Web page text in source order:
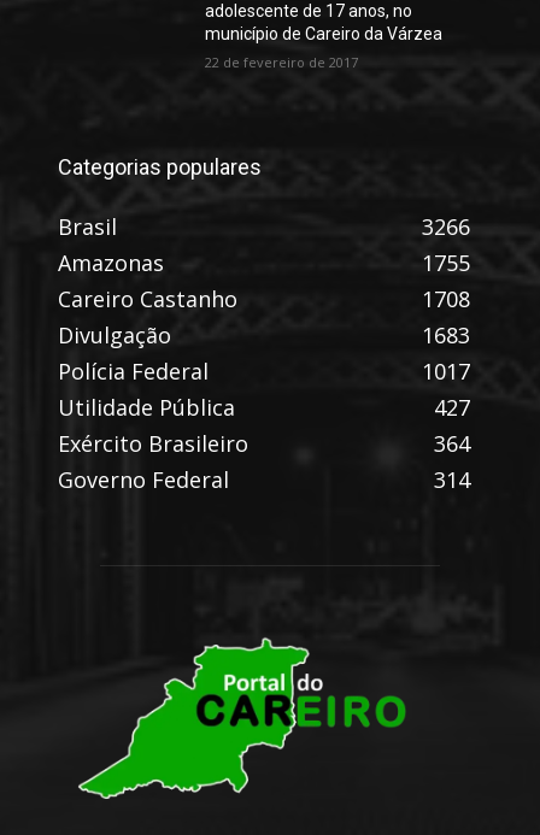
adolescente de 17 anos, no
município de Careiro da Várzea
22 de fevereiro de 2017
Categorias populares
Brasil
3266
Amazonas
1755
Careiro Castanho
1708
Divulgação
1683
Polícia Federal
1017
Utilidade Pública
427
Exército Brasileiro
364
Governo Federal
314